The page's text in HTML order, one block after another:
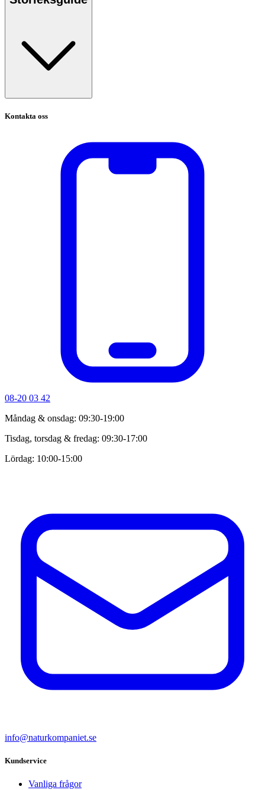
Kontakta oss
08-20 03 42
Måndag & onsdag: 09:30-19:00
Tisdag, torsdag & fredag: 09:30-17:00
Lördag: 10:00-15:00
info@naturkompaniet.se
Kundservice
Vanliga frågor